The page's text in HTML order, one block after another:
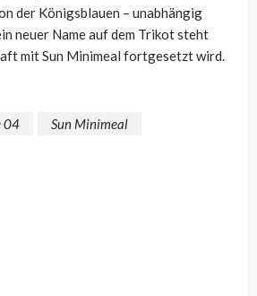
der Königsblauen – unabhängig
neuer Name auf dem Trikot steht
mit Sun Minimeal fortgesetzt wird.
04 Sun Minimeal